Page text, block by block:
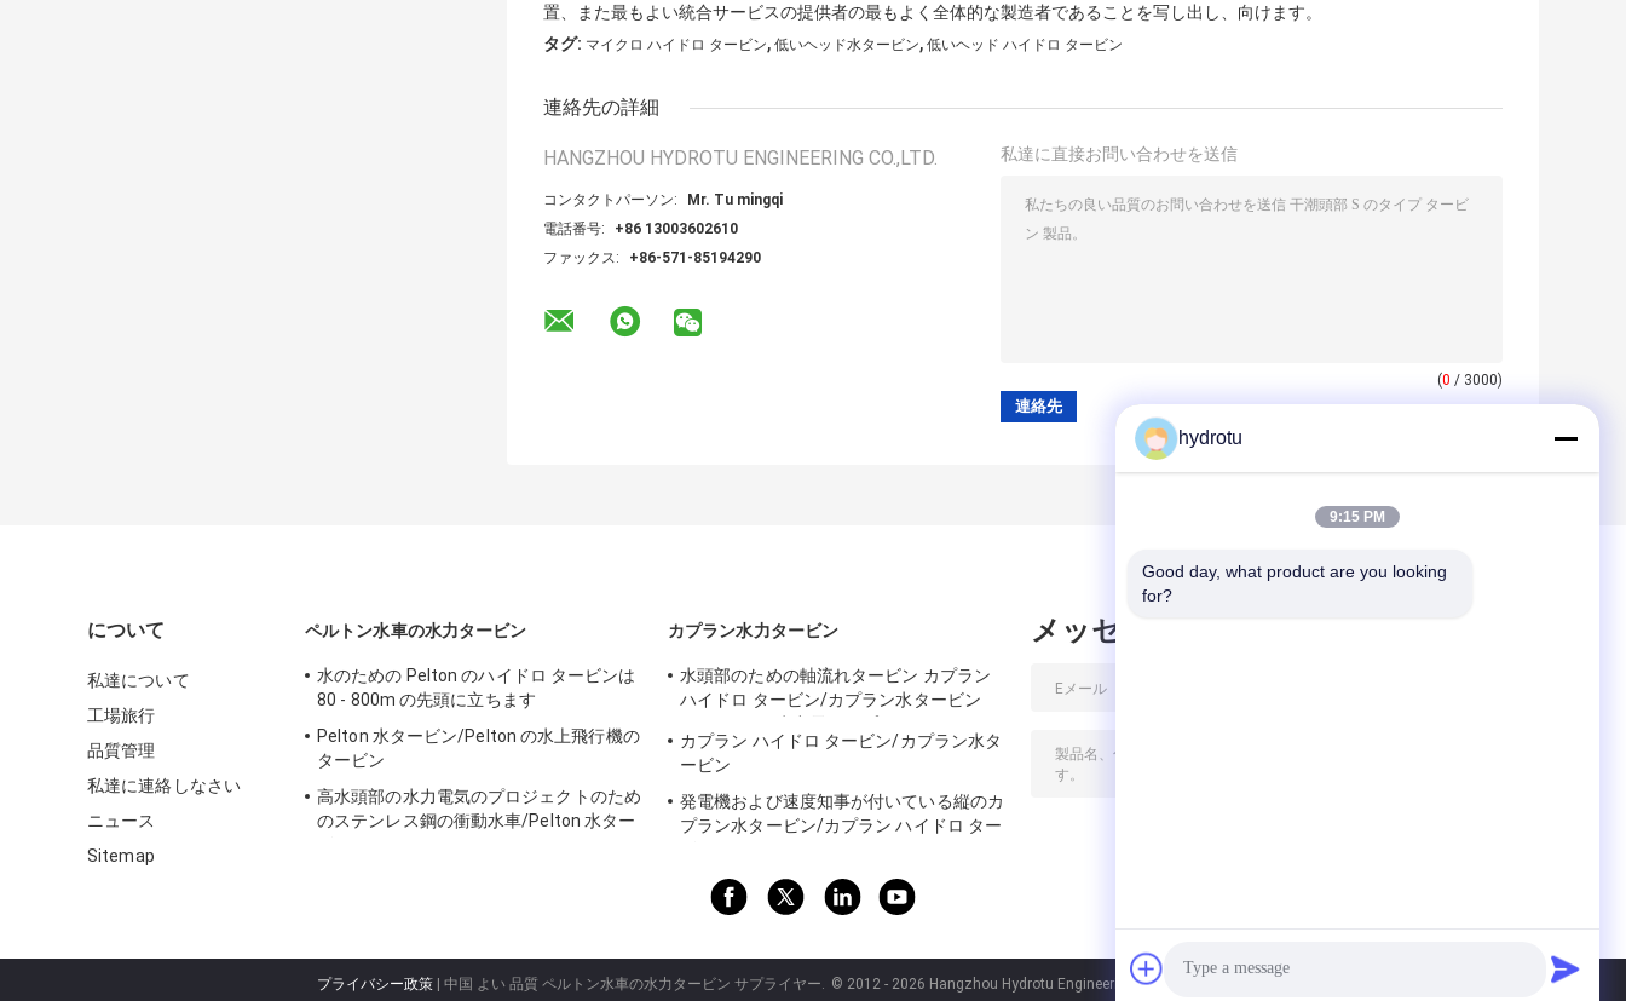
置、また最もよい統合サービスの提供者の最もよく全体的な製造者であることを写し出し、向けます。
タグ: マイクロ ハイドロ タービン, 低いヘッド水タービン, 低いヘッド ハイドロ タービン
連絡先の詳細
HANGZHOU HYDROTU ENGINEERING CO.,LTD.
コンタクトパーソン:
Mr. Tu mingqi
電話番号:
+86 13003602610
ファックス:
+86-571-85194290
私達に直接お問い合わせを送信
(0 / 3000)
について
私達について
工場旅行
品質管理
私達に連絡しなさい
ニュース
Sitemap
ペルトン水車の水力タービン
水のための Pelton のハイドロ タービンは
80 - 800m の先頭に立ちます
Pelton 水タービン/Pelton の水上飛行機の
タービン
高水頭部の水力電気のプロジェクトのため
のステンレス鋼の衝動水車/Pelton 水ター
カプラン水力タービン
水頭部のための軸流れタービン カプラン
ハイドロ タービン/カプラン水タービン
カプラン ハイドロ タービン/カプラン水タ
ービン
発電機および速度知事が付いている縦のカ
プラン水タービン/カプラン ハイドロ ター
メッセージ
プライバシー政策 | 中国 よい 品質 ペルトン水車の水力タービン サプライヤー. © 2012 - 2026 Hangzhou Hydrotu Engineering Co.,Ltd.. All Rights Reserved.
hydrotu
9:15 PM
Good day, what product are you looking
for?